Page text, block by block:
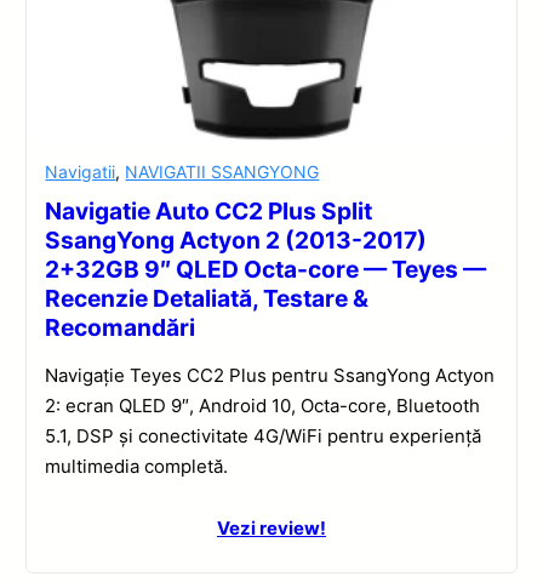
Navigatii, NAVIGATII SSANGYONG
Navigatie Auto CC2 Plus Split
SsangYong Actyon 2 (2013-2017)
2+32GB 9″ QLED Octa-core — Teyes —
Recenzie Detaliată, Testare &
Recomandări
Navigație Teyes CC2 Plus pentru SsangYong Actyon
2: ecran QLED 9″, Android 10, Octa-core, Bluetooth
5.1, DSP și conectivitate 4G/WiFi pentru experiență
multimedia completă.
Vezi review!